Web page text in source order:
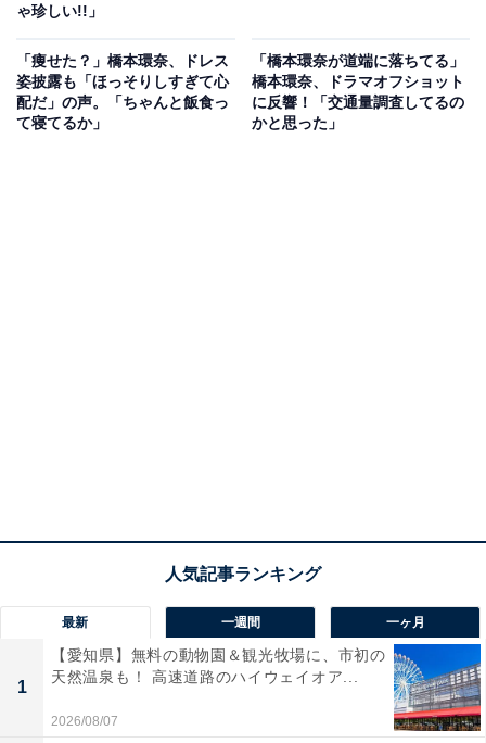
ゃ珍しい!!」
「痩せた？」橋本環奈、ドレス
姿披露も「ほっそりしすぎて心
配だ」の声。「ちゃんと飯食っ
て寝てるか」
「橋本環奈が道端に落ちてる」
橋本環奈、ドラマオフショット
に反響！「交通量調査してるの
かと思った」
最新 一週間 一ヶ月
1
【愛知県】無料の動物園＆観光牧場に、市初の
天然温泉も！ 高速道路のハイウェイオア...
2026/08/07